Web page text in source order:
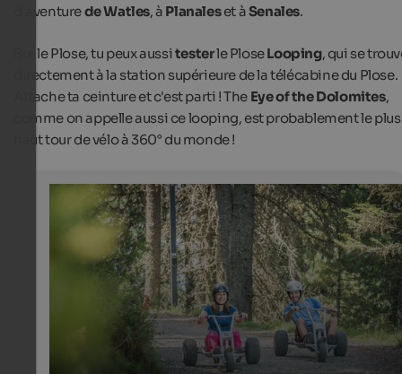
Mountaincarts at Plose ski & hiking area
A rapid descent with mountain carts is fun for both
Plose - Helmut Moling
d'aventurede Watles, à Planaleset àSenales.
Sur le Plose, tu peux aussitesterle PloseLooping, qui se
directement à la station supérieure de la télécabine du Plose.
Attache ta ceinture et c'est parti ! The Eye of the Dolomites,
comme on appelle aussi ce looping, est probablement le plus
haut tour de vélo à 360° du monde !